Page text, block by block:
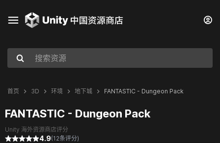
首页 3D 环境 地下城 FANTASTIC - Dungeon Pack
FANTASTIC - Dungeon Pack
Unity 海外资源商店评分
4.9(12条评分)